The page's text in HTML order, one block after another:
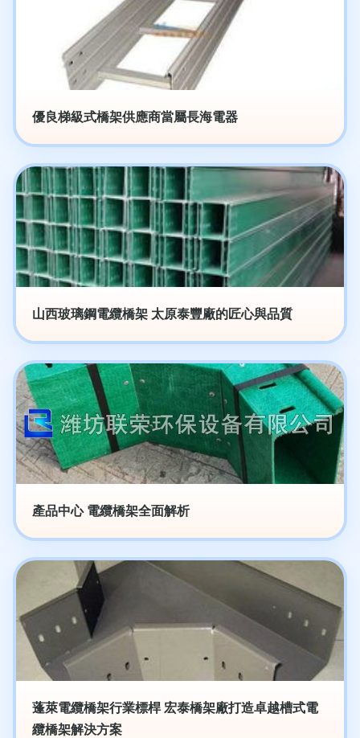
優良梯級式橋架供應商當屬長海電器
山西玻璃鋼電纜橋架 太原泰豐廠的匠心與品質
產品中心 電纜橋架全面解析
蓬萊電纜橋架行業標桿 宏泰橋架廠打造卓越槽式電
纜橋架解決方案